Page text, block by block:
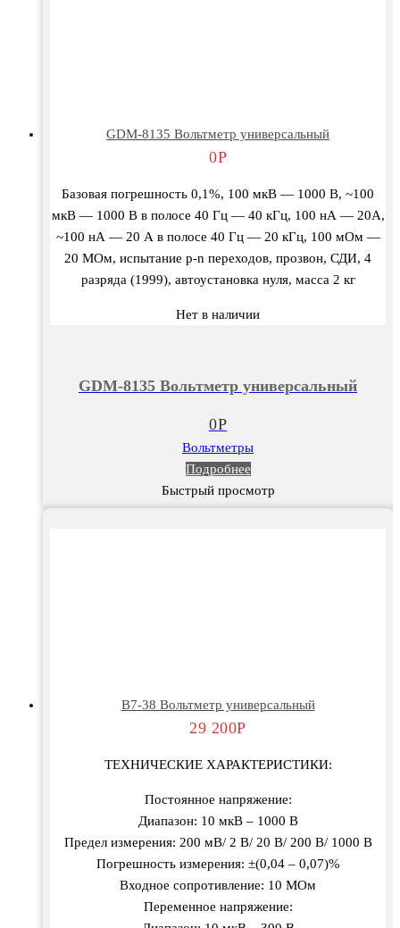
GDM-8135 Вольтметр универсальный
0Р
Базовая погрешность 0,1%, 100 мкВ — 1000 В, ~100
мкВ — 1000 В в полосе 40 Гц — 40 кГц, 100 нА — 20А,
~100 нА — 20 А в полосе 40 Гц — 20 кГц, 100 мОм —
20 МОм, испытание p-n переходов, прозвон, СДИ, 4
разряда (1999), автоустановка нуля, масса 2 кг
Нет в наличии
GDM-8135 Вольтметр универсальный
0Р
Вольтметры
Подробнее
Быстрый просмотр
В7-38 Вольтметр универсальный
29 200Р
ТЕХНИЧЕСКИЕ ХАРАКТЕРИСТИКИ:
Постоянное напряжение:
Диапазон: 10 мкВ – 1000 В
Предел измерения: 200 мВ/ 2 В/ 20 В/ 200 В/ 1000 В
Погрешность измерения: ±(0,04 – 0,07)%
Входное сопротивление: 10 МОм
Переменное напряжение: